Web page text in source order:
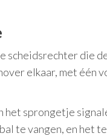
die
elkaar, met één
het sprongetje
te vangen, en het